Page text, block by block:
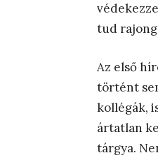
tud
Az első
történt
kollégák,
ártatlan
tárgya.